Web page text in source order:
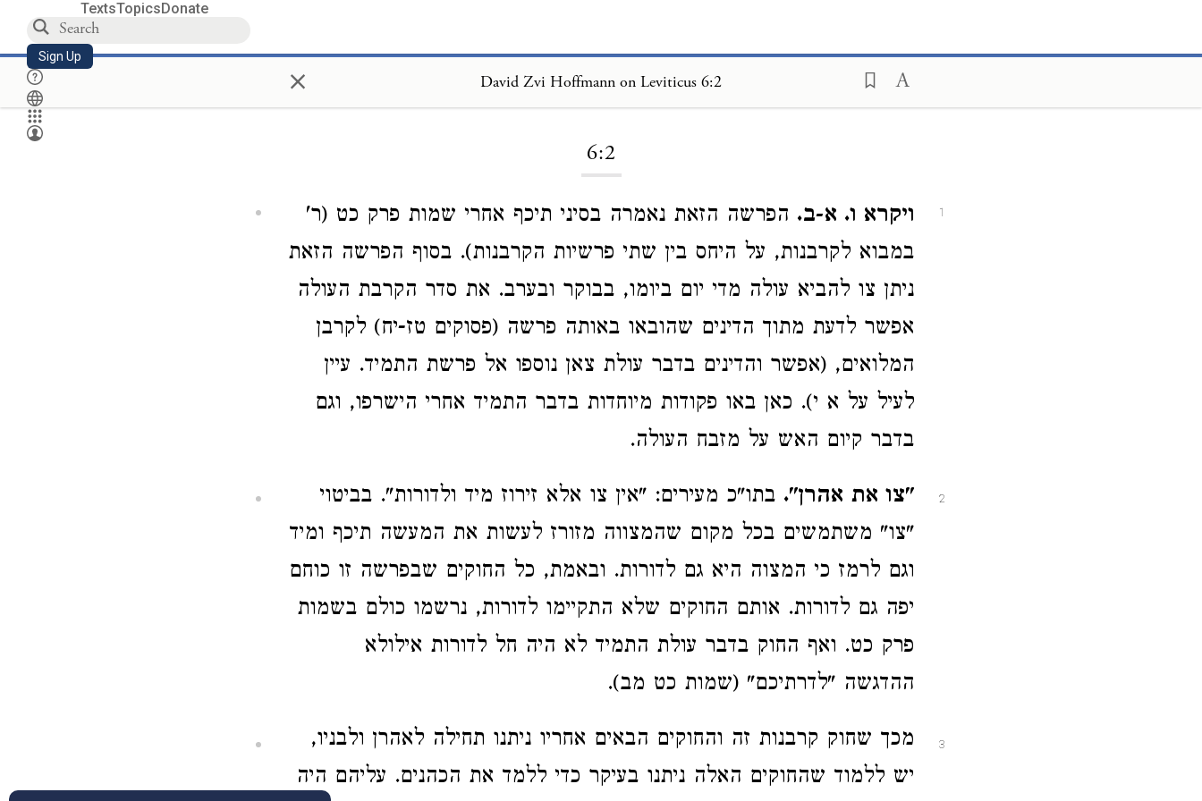
TextsTopicsDonate
Sign Up × David Zvi Hoffmann on Leviticus 6:2
6:2
1 ויקרא ו. א-ב. הפרשה הזאת נאמרה בסיני תיכף אחרי שמות פרק כט (ר'
במבוא לקרבנות, על היחס בין שתי פרשיות הקרבנות). בסוף הפרשה הזאת
ניתן צו להביא עולה מדי יום ביומו, בבוקר ובערב. את סדר הקרבת העולה
אפשר לדעת מתוך הדינים שהובאו באותה פרשה (פסוקים טז-יח) לקרבן
המלואים, (אפשר והדינים בדבר עולת צאן נוספו אל פרשת התמיד. עיין
לעיל על א י). כאן באו פקודות מיוחדות בדבר התמיד אחרי הישרפו, וגם
בדבר קיום האש על מזבח העולה.
2 "צו את אהרן". בתו"כ מעירים: "אין צו אלא זירוז מיד ולדורות". בביטוי
"צו" משתמשים בכל מקום שהמצווה מזורז לעשות את המעשה תיכף ומיד
וגם לרמז כי המצוה היא גם לדורות. ובאמת, כל החוקים שבפרשה זו כוחם
יפה גם לדורות. אותם החוקים שלא התקיימו לדורות, נרשמו כולם בשמות
פרק כט. ואף החוק בדבר עולת התמיד לא היה חל לדורות אילולא
ההדגשה "לדרתיכם" (שמות כט מב).
3
מכך שחוק קרבנות זה והחוקים הבאים אחריו ניתנו תחילה לאהרן ולבניו,
יש ללמוד שהחוקים האלה ניתנו בעיקר כדי ללמד את הכהנים. עליהם היה